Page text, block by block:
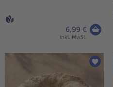
6,99 €
inkl. MwSt.